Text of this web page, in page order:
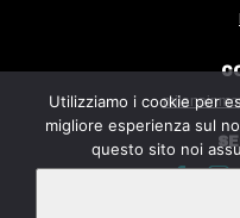
Utilizziamo i cookie per
migliore esperienza sul
questo sito noi